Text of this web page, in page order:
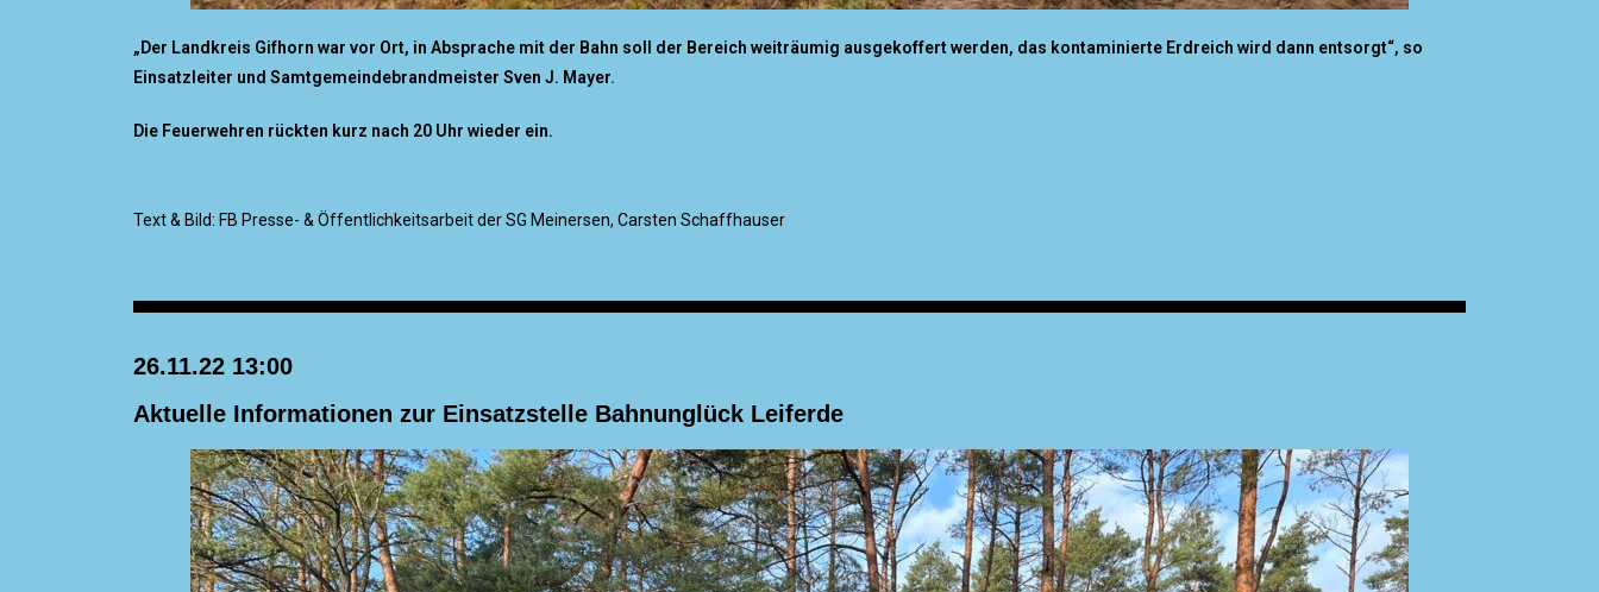
„Der Landkreis Gifhorn war vor Ort, in Absprache mit der Bahn soll der Bereich weiträumig ausgekoffert werden, das kontaminierte Erdreich wird dann entsorgt“, so
Einsatzleiter und Samtgemeindebrandmeister Sven J. Mayer.
Die Feuerwehren rückten kurz nach 20 Uhr wieder ein.
Text & Bild: FB Presse- & Öffentlichkeitsarbeit der SG Meinersen, Carsten Schaffhauser
26.11.22 13:00
Aktuelle Informationen zur Einsatzstelle Bahnunglück Leiferde